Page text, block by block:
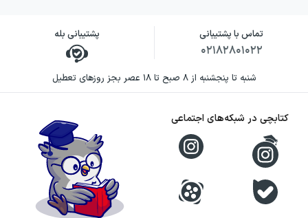
تماس با پشتیبانی
۰۲۱۸۲۸۰۱۰۲۲
پشتیبانی بله
شنبه تا پنجشنبه از ۸ صبح تا ۱۸ عصر بجز روزهای تعطیل
کتابچی در شبکه‌های اجتماعی